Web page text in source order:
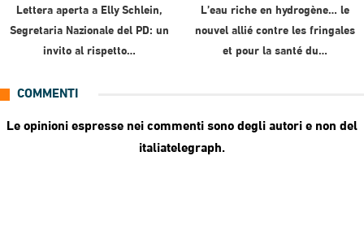
Lettera aperta a Elly Schlein,
Segretaria Nazionale del PD: un
invito al rispetto…
L’eau riche en hydrogène… le
nouvel allié contre les fringales
et pour la santé du…
COMMENTI
Le opinioni espresse nei commenti sono degli autori e non del
italiatelegraph.